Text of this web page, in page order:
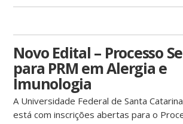
Novo Edital – Processo
para PRM em Alergia e
Imunologia
A Universidade Federal de Santa Catarina
está com inscrições abertas para o